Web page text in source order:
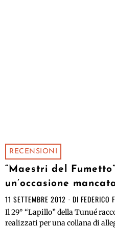
RECENSIONI
“Maestri del
un’occasione
11 SETTEMBRE 2012 DI FEDERICO
Il 29° “Lapillo” della Tunué
realizzati per una collana di